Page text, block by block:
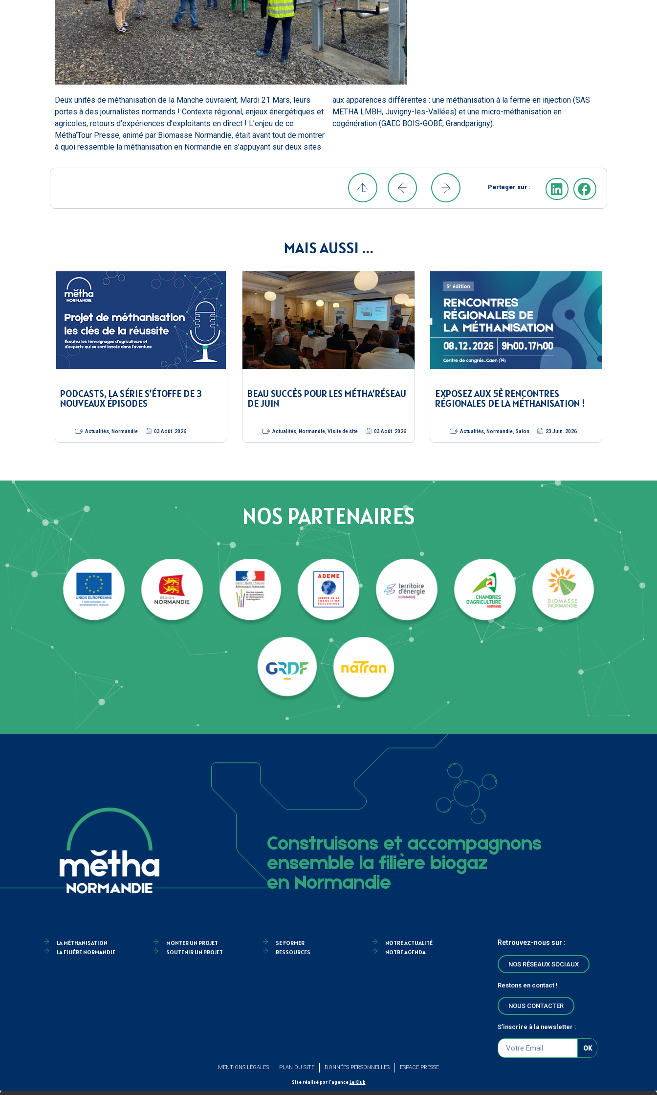
Deux unités de méthanisation de la Manche ouvraient, Mardi 21 Mars, leurs
portes à des journalistes normands ! Contexte régional, enjeux énergétiques et
agricoles, retours d’expériences d’exploitants en direct ! L’enjeu de ce
Métha’Tour Presse, animé par Biomasse Normandie, était avant tout de montrer
à quoi ressemble la méthanisation en Normandie en s’appuyant sur deux sites
aux apparences différentes : une méthanisation à la ferme en injection (SAS
METHA LMBH, Juvigny-les-Vallées) et une micro-méthanisation en
cogénération (GAEC BOIS-GOBÉ, Grandparigny).
Partager sur :
MAIS AUSSI ...
PODCASTS, LA SÉRIE S’ÉTOFFE DE 3
NOUVEAUX ÉPISODES
Actualités Normandie 03 Août. 2026
BEAU SUCCÈS POUR LES MÉTHA’RÉSEAU
DE JUIN
Actualités Normandie ,Visite de site 03 Août. 2026
EXPOSEZ AUX 5È RENCONTRES
RÉGIONALES DE LA MÉTHANISATION !
Actualités, Normandie, Salon 23 Juin. 2026
NOS PARTENAIRES
Construisons et accompagnons
ensemble la filière biogaz
en Normandie
LA MÉTHANISATION
LA FILIÈRE NORMANDIE
MONTER UN PROJET
SOUTENIR UN PROJET
SE FORMER
RESSOURCES
NOTRE ACTUALITÉ
NOTRE AGENDA
Retrouvez-nous sur :
NOS RÉSEAUX SOCIAUX
Restons en contact !
NOUS CONTACTER
S’inscrire à la newsletter :
OK
MENTIONS LÉGALES PLAN DU SITE DONNÉES PERSONNELLES ESPACE PRESSE
Site réalisé par l’agenceLe Klub